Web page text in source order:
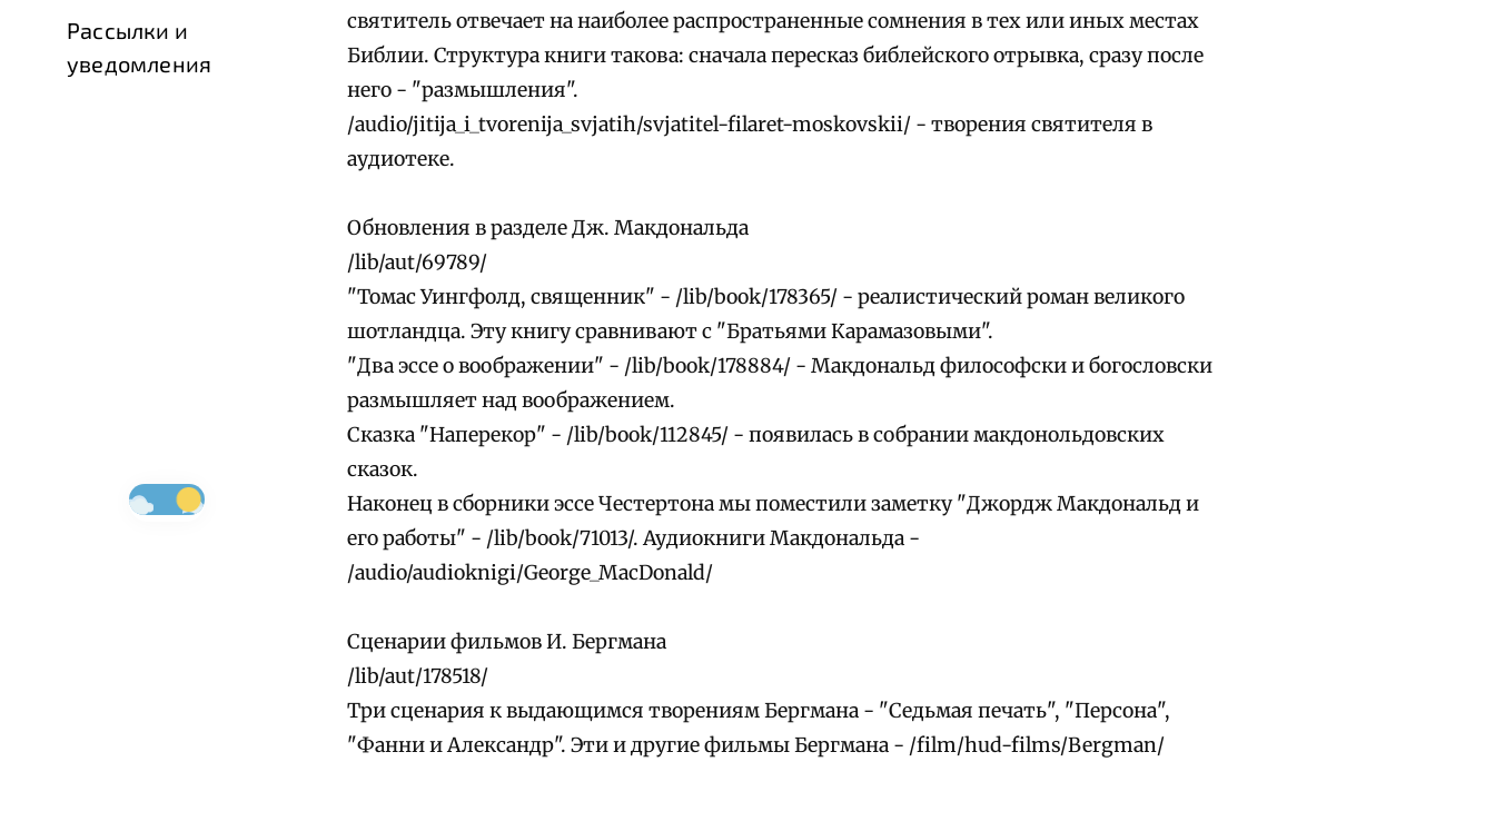
Рассылки и
уведомления
святитель отвечает на наиболее распространенные сомнения в тех или иных местах
Библии. Структура книги такова: сначала пересказ библейского отрывка, сразу после
него - "размышления".
/audio/jitija_i_tvorenija_svjatih/svjatitel-filaret-moskovskii/ - творения святителя в
аудиотеке.
Обновления в разделе Дж. Макдональда
/lib/aut/69789/
"Томас Уингфолд, священник" - /lib/book/178365/ - реалистический роман великого
шотландца. Эту книгу сравнивают с "Братьями Карамазовыми".
"Два эссе о воображении" - /lib/book/178884/ - Макдональд философски и богословски
размышляет над воображением.
Сказка "Наперекор" - /lib/book/112845/ - появилась в собрании макдонольдовских
сказок.
Наконец в сборники эссе Честертона мы поместили заметку "Джордж Макдональд и
его работы" - /lib/book/71013/. Аудиокниги Макдональда -
/audio/audioknigi/George_MacDonald/
Сценарии фильмов И. Бергмана
/lib/aut/178518/
Три сценария к выдающимся творениям Бергмана - "Седьмая печать", "Персона",
"Фанни и Александр". Эти и другие фильмы Бергмана - /film/hud-films/Bergman/